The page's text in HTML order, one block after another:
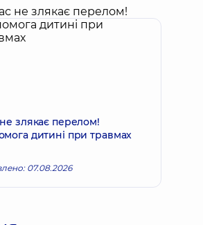
Запис до лікаря
злякає перелом!
дитині при травмах
07.08.2026